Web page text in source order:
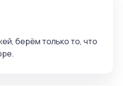
берём только то, что